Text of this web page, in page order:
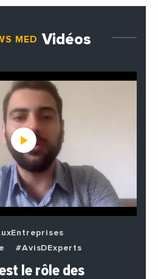
MED Vidéos
#AvisDExperts
le rôle des